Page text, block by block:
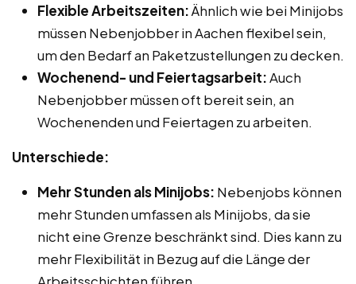
Flexible Arbeitszeiten:Ähnlich wie bei Minijobs
müssen Nebenjobber in Aachen flexibel sein,
um den Bedarf an Paketzustellungen zu decken.
Wochenend- und Feiertagsarbeit:Auch
Nebenjobber müssen oft bereit sein, an
Wochenenden und Feiertagen zu arbeiten.
Unterschiede:
Mehr Stunden als Minijobs: Nebenjobs können
mehr Stunden umfassen als Minijobs, da sie
nicht eine Grenze beschränkt sind. Dies kann zu
mehr Flexibilität in Bezug auf die Länge der